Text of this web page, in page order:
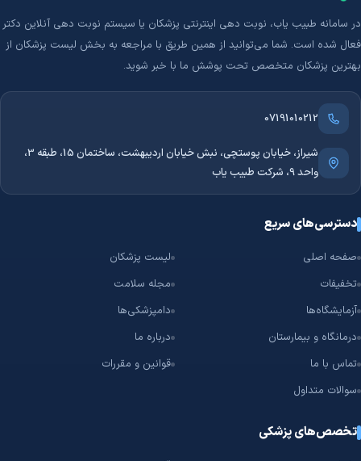
در سامانه طبیب‌ یاب، نوبت دهی اینترنتی پزشکان یا سیستم نوبت دهی آنلاین دکتر
فعال شده است. شما می‌توانید از همین طریق با مراجعه به بخش لیست پزشکان از
بهترین پزشکان متخصص تحت پوشش ما با خبر شوید.
07191010212
شیراز، خیابان پوستچی، نبش خیابان اردیبهشت، ساختمان 15، طبقه 3،
واحد 9، شرکت طبیب یاب
دسترسی‌های سریع
صفحه اصلی
لیست پزشکان
تخفیفات
مجله سلامت
آزمایشگاه‌ها
دامپزشکی‌ها
درمانگاه و بیمارستان
درباره ما
تماس با ما
قوانین و مقررات
سوالات متداول
تخصص‌های پزشکی